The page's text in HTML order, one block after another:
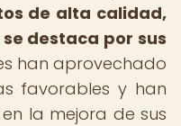
de alta calidad,
destaca por sus
han aprovechado
favorables y han
la mejora de sus